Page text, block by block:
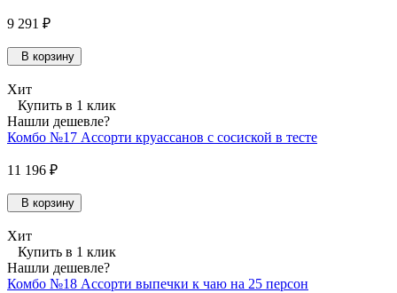
9 291 ₽
В корзину
Хит
Купить в 1 клик
Нашли дешевле?
Комбо №17 Ассорти круассанов с сосиской в тесте
11 196 ₽
В корзину
Хит
Купить в 1 клик
Нашли дешевле?
Комбо №18 Ассорти выпечки к чаю на 25 персон